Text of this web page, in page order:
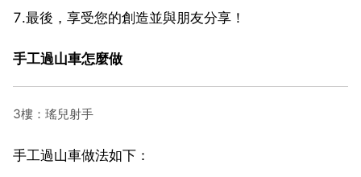
7.最後，享受您的創造並與朋友分享！
手工過山車怎麼做
3樓：瑤兒射手
手工過山車做法如下：